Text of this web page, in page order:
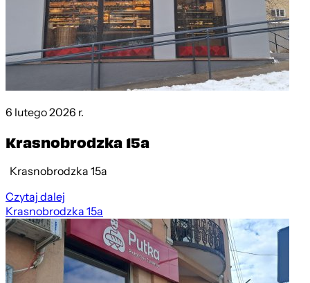
6 lutego 2026 r.
Krasnobrodzka 15a
Krasnobrodzka 15a
Czytaj dalej
Krasnobrodzka 15a